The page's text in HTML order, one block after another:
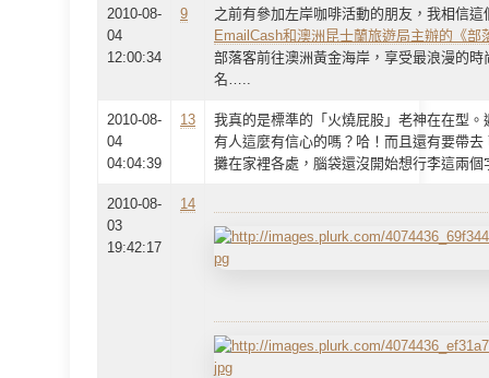
2010-08-
04
12:00:34
9
之前有參加左岸咖啡活動的朋友，我相信
EmailCash和澳洲昆士蘭旅遊局主辦的《部
部落客前往澳洲黃金海岸，享受最浪漫的
名…..
2010-08-
04
04:04:39
13
我真的是標準的「火燒屁股」老神在在型
有人這麼有信心的嗎？哈！而且還有要帶
攤在家裡各處，腦袋還沒開始想行李這兩個
2010-08-
03
19:42:17
14